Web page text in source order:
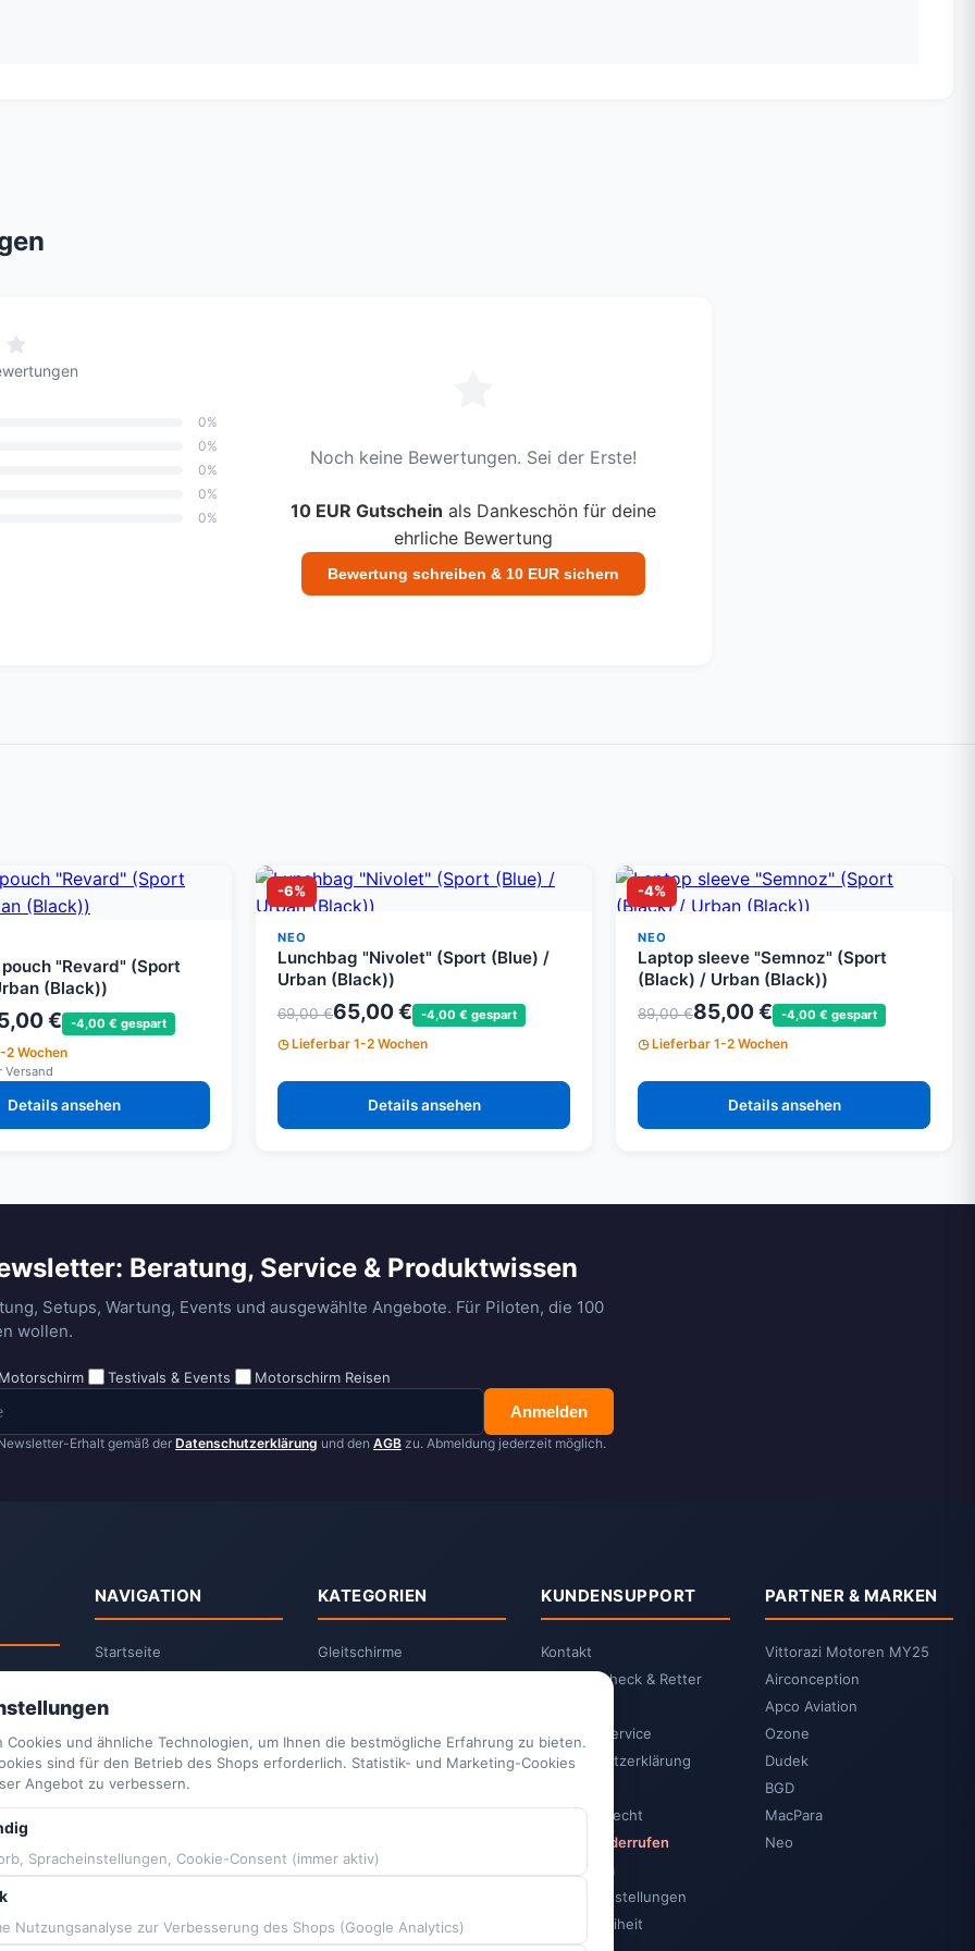
0%
0%
0%
0%
0%
Noch keine Bewertungen. Sei der Erste!
10 EUR Gutschein als Dankeschön für deine
ehrliche Bewertung
Bewertung schreiben & 10 EUR sichern
"Revard" (Sport
(Black))
€ -4,00 € gespart
2 Wochen
Versand
Details ansehen
-6%
NEO
Lunchbag "Nivolet" (Sport (Blue) /
Urban (Black))
69,00 €65,00 € -4,00 € gespart
Lieferbar 1-2 Wochen
Details ansehen
-4%
NEO
Laptop sleeve "Semnoz" (Sport
(Black) / Urban (Black))
89,00 €85,00 € -4,00 € gespart
Lieferbar 1-2 Wochen
Details ansehen
Beratung, Service & Produktwissen
Setups, Wartung, Events und ausgewählte Angebote. Für Piloten, die 100
wollen.
Testivals & Events Motorschirm Reisen
Anmelden
Erhalt gemäß der Datenschutzerklärung und den AGB zu. Abmeldung jederzeit möglich.
NAVIGATION
Startseite
Kontakt
Blog
Community Forum
Piloten Events & Treffen
FAQ Motorschirm
Gleitschirm München
KATEGORIEN
Gleitschirme
Vittorazi Ersatzteile
Airconception Paramotor
Sale
KUNDENSUPPORT
Kontakt
2-Jahrescheck & Retter
Vittorazi Service
Datenschutzerklärung
Widerrufsrecht
Vertrag widerrufen
Impressum
Cookie-Einstellungen
Barrierefreiheit
PARTNER & MARKEN
Vittorazi Motoren MY25
Airconception
Apco Aviation
Ozone
Dudek
BGD
MacPara
Neo
Cookies und ähnliche Technologien, um Ihnen die bestmögliche Erfahrung zu bieten.
sind für den Betrieb des Shops erforderlich. Statistik- und Marketing-Cookies
Angebot zu verbessern.
Spracheinstellungen, Cookie-Consent (immer aktiv)
Nutzungsanalyse zur Verbesserung des Shops (Google Analytics)